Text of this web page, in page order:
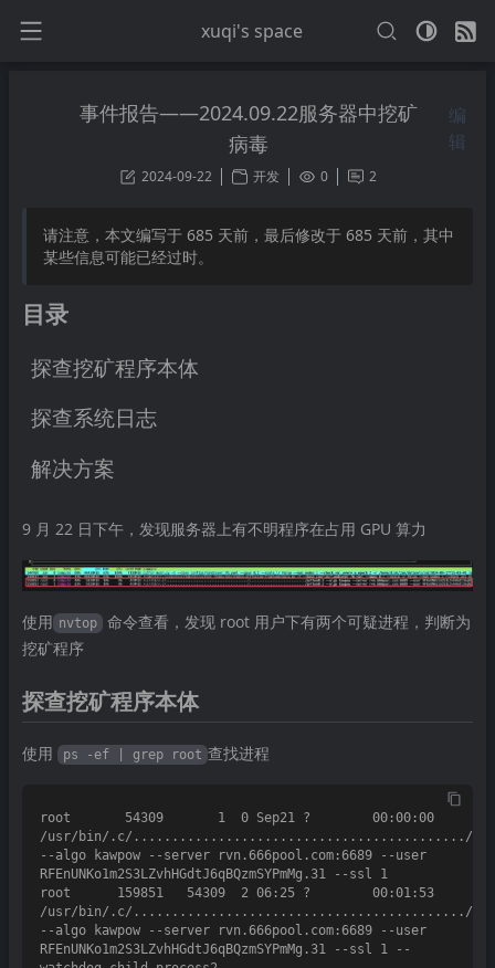
xuqi's space
事件报告——2024.09.22服务器中挖矿
病毒
编
辑
2024-09-22 开发 0 2
请注意，本文编写于 685 天前，最后修改于 685 天前，其中
某些信息可能已经过时。
目录
探查挖矿程序本体
探查系统日志
解决方案
9 月 22 日下午，发现服务器上有不明程序在占用 GPU 算力
使用 nvtop 命令查看，发现 root 用户下有两个可疑进程，判断为
挖矿程序
探查挖矿程序本体
使用 ps -ef | grep root 查找进程
root       54309       1  0 Sep21 ?        00:00:00
/usr/bin/.c/.........................................../
--algo kawpow --server rvn.666pool.com:6689 --user
RFEnUNKo1m2S3LZvhHGdtJ6qBQzmSYPmMg.31 --ssl 1
root      159851   54309  2 06:25 ?        00:01:53
/usr/bin/.c/.........................................../
--algo kawpow --server rvn.666pool.com:6689 --user
RFEnUNKo1m2S3LZvhHGdtJ6qBQzmSYPmMg.31 --ssl 1 --